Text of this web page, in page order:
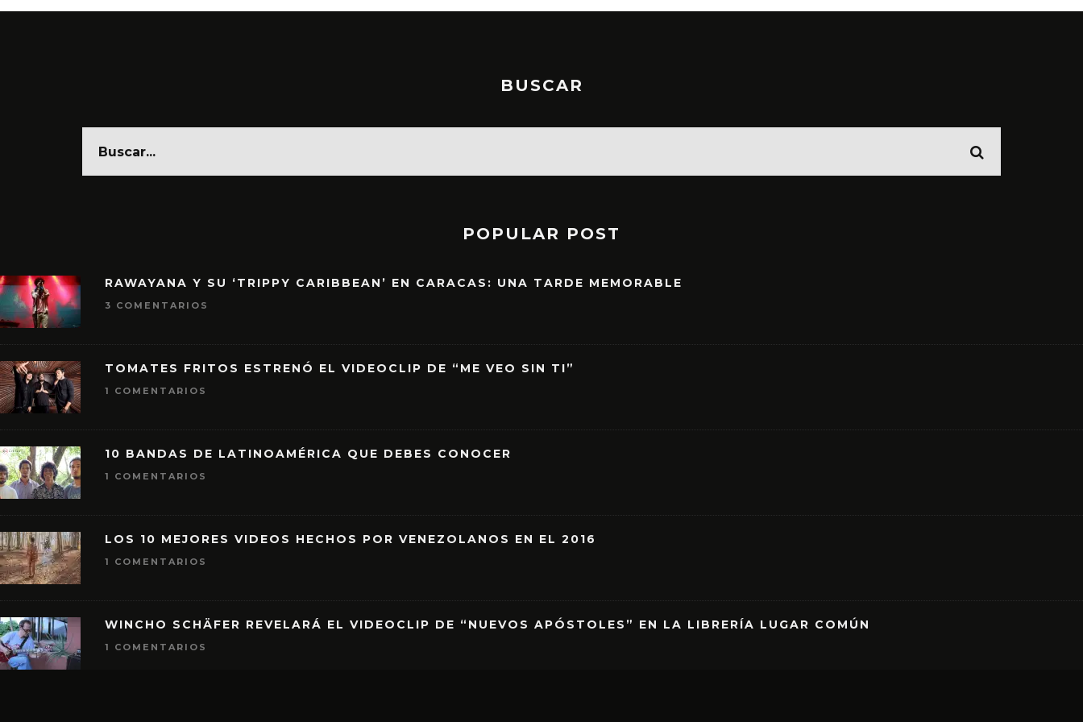
BUSCAR
POPULAR POST
RAWAYANA Y SU ‘TRIPPY CARIBBEAN’ EN CARACAS: UNA TARDE MEMORABLE
3 COMENTARIOS
TOMATES FRITOS ESTRENÓ EL VIDEOCLIP DE “ME VEO SIN TI”
1 COMENTARIOS
10 BANDAS DE LATINOAMÉRICA QUE DEBES CONOCER
1 COMENTARIOS
LOS 10 MEJORES VIDEOS HECHOS POR VENEZOLANOS EN EL 2016
1 COMENTARIOS
WINCHO SCHÄFER REVELARÁ EL VIDEOCLIP DE “NUEVOS APÓSTOLES” EN LA LIBRERÍA LUGAR COMÚN
1 COMENTARIOS